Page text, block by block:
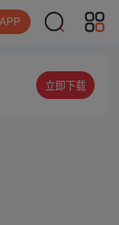
立即下载